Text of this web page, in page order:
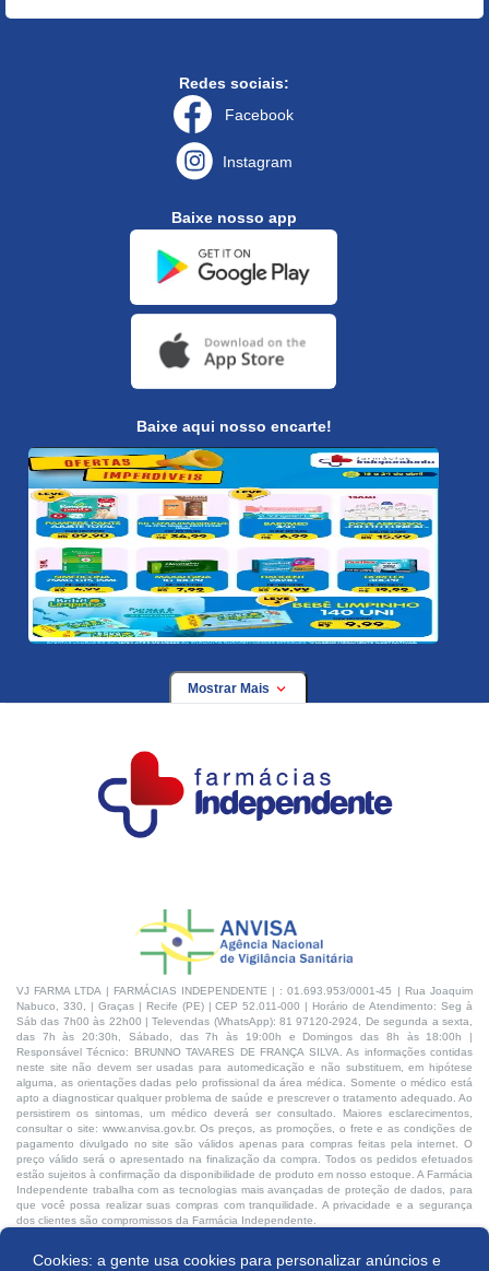
Cookies: a gente usa cookies para personalizar anúncios e
Redes sociais:
Facebook
Instagram
Baixe nosso app
Baixe aqui nosso encarte!
Mostrar Mais
VJ FARMA LTDA | FARMÁCIAS INDEPENDENTE | : 01.693.953/0001-45 | Rua Joaquim
Nabuco, 330, | Graças | Recife (PE) | CEP 52.011-000 | Horário de Atendimento: Seg à
Sáb das 7h00 às 22h00 | Televendas (WhatsApp): 81 97120-2924, De segunda a sexta,
das 7h às 20:30h, Sábado, das 7h às 19:00h e Domingos das 8h às 18:00h |
Responsável Técnico: BRUNNO TAVARES DE FRANÇA SILVA. As informações contidas
neste site não devem ser usadas para automedicação e não substituem, em hipótese
alguma, as orientações dadas pelo profissional da área médica. Somente o médico está
apto a diagnosticar qualquer problema de saúde e prescrever o tratamento adequado. Ao
persistirem os sintomas, um médico deverá ser consultado. Maiores esclarecimentos,
consultar o site: www.anvisa.gov.br. Os preços, as promoções, o frete e as condições de
pagamento divulgado no site são válidos apenas para compras feitas pela internet. O
preço válido será o apresentado na finalização da compra. Todos os pedidos efetuados
estão sujeitos à confirmação da disponibilidade de produto em nosso estoque. A Farmácia
Independente trabalha com as tecnologias mais avançadas de proteção de dados, para
que você possa realizar suas compras com tranquilidade. A privacidade e a segurança
dos clientes são compromissos da Farmácia Independente.